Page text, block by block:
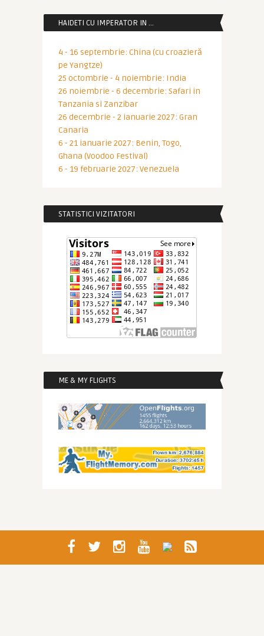
HAIDETI CU IMPERATOR IN …
4 - 16 septembrie: China (cu croazieră
pe Yangtze)
25 octombrie - 4 noiembrie: India
26 noiembrie - 6 decembrie: Safari in
Tanzania si Zanzibar
26 decembrie - 2 ianuarie 2027: Gran
Canaria
6 - 21 ianuarie 2027: Benin, Togo,
Ghana (Voodoo Festival)
6 - 19 februarie 2027: Venezuela
STATISTICI VIZITATORI
ME & MY FLIGHTS